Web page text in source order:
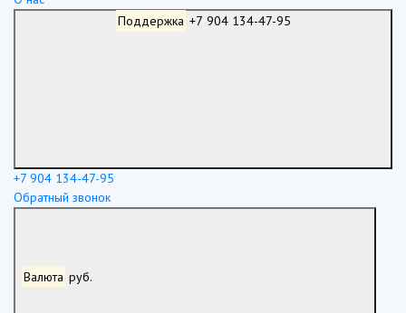
Поддержка
+7 904 134-47-95
Обратный звонок
Валюта руб.